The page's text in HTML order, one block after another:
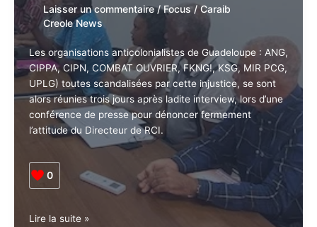
Laisser un commentaire /Focus/Caraib
Creole News
Les organisations anticolonialistes de Guadeloupe :
ANG, CIPPA, CIPN, COMBAT OUVRIER, FKNG!, KSG,
MIR PCG, UPLG) toutes scandalisées par cette
injustice, se sont alors réunies trois jours après ladite
interview, lors d’une conférence de presse pour
dénoncer fermement l’attitude du Directeur de RCI.
0
Guadeloupe.
Lire la suite »